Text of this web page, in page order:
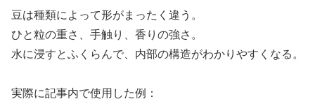
豆は種類によって形がまったく違う。
ひと粒の重さ、手触り、香りの強さ。
水に浸すとふくらんで、内部の構造がわかりやすくなる。
実際に記事内で使用した例：